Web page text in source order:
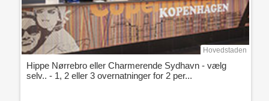
Hovedstaden
Hippe Nørrebro eller Charmerende Sydhavn - vælg
selv.. - 1, 2 eller 3 overnatninger for 2 per...